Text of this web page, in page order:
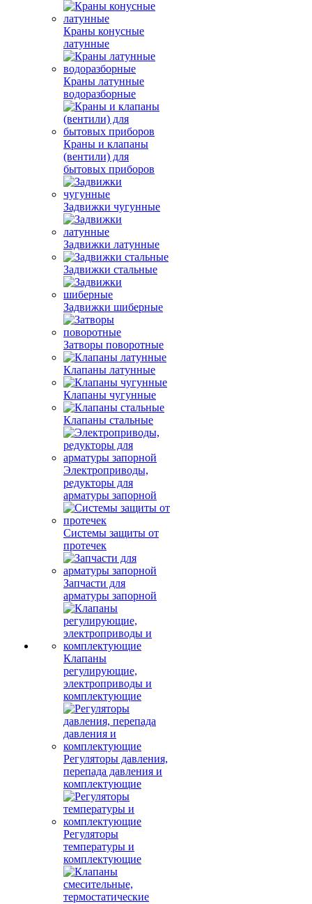
Краны конусные
латунные
Краны латунные
водоразборные
Краны и клапаны
(вентили) для
бытовых приборов
Задвижки чугунные
Задвижки латунные
Задвижки стальные
Задвижки шиберные
Затворы поворотные
Клапаны латунные
Клапаны чугунные
Клапаны стальные
Электроприводы,
редукторы для
арматуры запорной
Системы защиты от
протечек
Запчасти для
арматуры запорной
Клапаны
регулирующие,
электроприводы и
комплектующие
Регуляторы давления,
перепада давления и
комплектующие
Регуляторы
температуры и
комплектующие